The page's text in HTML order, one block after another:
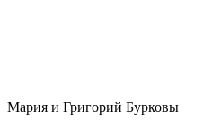
Мария и Григорий Бурковы